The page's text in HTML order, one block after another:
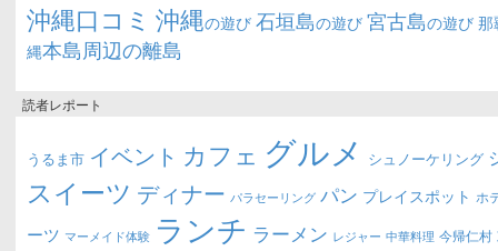
沖縄口コミ 沖縄の遊び 石垣島の遊び 宮古島の遊び 那
縄本島周辺の離島
読者レポート
うるま市 イベント カフェ グルメ シュノーケリング
スイーツ ディナー パラセーリング パン プレイスポット ホ
ーツ マーメイド体験 ランチ ラーメン レジャー 中華料理 今帰仁村